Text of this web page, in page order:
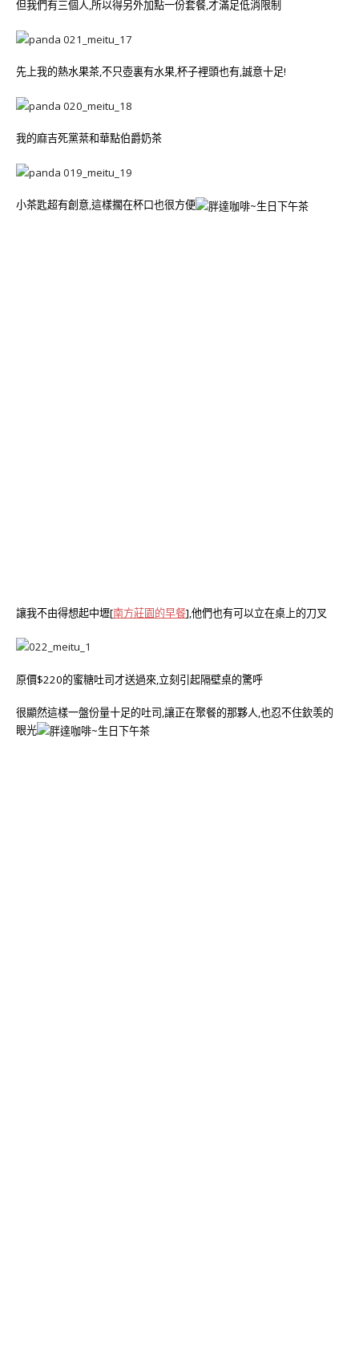
但我們有三個人,所以得另外加點一份套餐,才滿足低消限制
先上我的熱水果茶,不只壺裏有水果,杯子裡頭也有,誠意十足!
我的麻吉死黨棻和華點伯爵奶茶
小茶匙超有創意,這樣擱在杯口也很方便
讓我不由得想起中壢[南方莊園的早餐],他們也有可以立在桌上的刀叉
原價$220的蜜糖吐司才送過來,立刻引起隔壁桌的驚呼
很顯然這樣一盤份量十足的吐司,讓正在聚餐的那夥人,也忍不住欽羡的
眼光